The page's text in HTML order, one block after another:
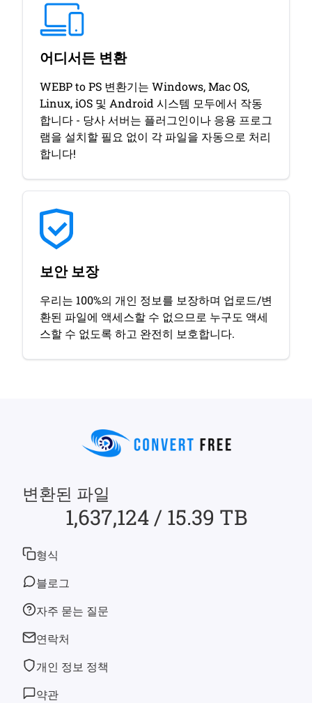
어디서든 변환
WEBP to PS 변환기는 Windows, Mac OS,
Linux, iOS 및 Android 시스템 모두에서 작동
합니다 - 당사 서버는 플러그인이나 응용 프로그
램을 설치할 필요 없이 각 파일을 자동으로 처리
합니다!
보안 보장
우리는 100%의 개인 정보를 보장하며 업로드/변
환된 파일에 액세스할 수 없으므로 누구도 액세
스할 수 없도록 하고 완전히 보호합니다.
변환된 파일
1,637,124 / 15.39 TB
형식
블로그
자주 묻는 질문
연락처
개인 정보 정책
약관